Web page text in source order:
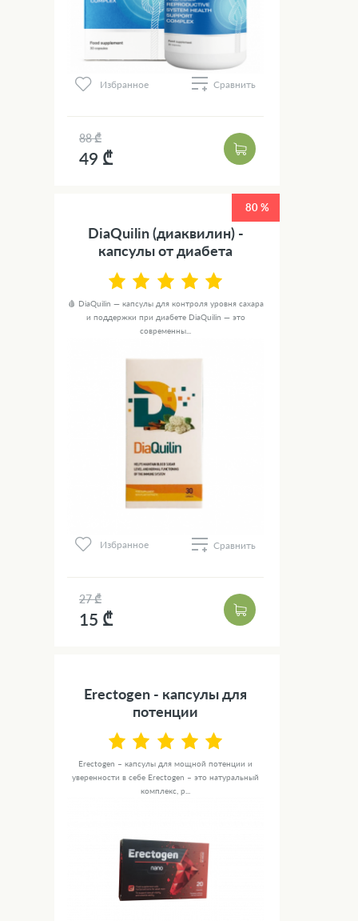
Избранное Сравнить
88 ₾
49 ₾
80 %
DiaQuilin (диаквилин) -
капсулы от диабета
🩸 DiaQuilin — капсулы для контроля уровня сахара
и поддержки при диабете DiaQuilin — это
современны...
Избранное Сравнить
27 ₾
15 ₾
Erectogen - капсулы для
потенции
Erectogen – капсулы для мощной потенции и
уверенности в себе Erectogen – это натуральный
комплекс, р...